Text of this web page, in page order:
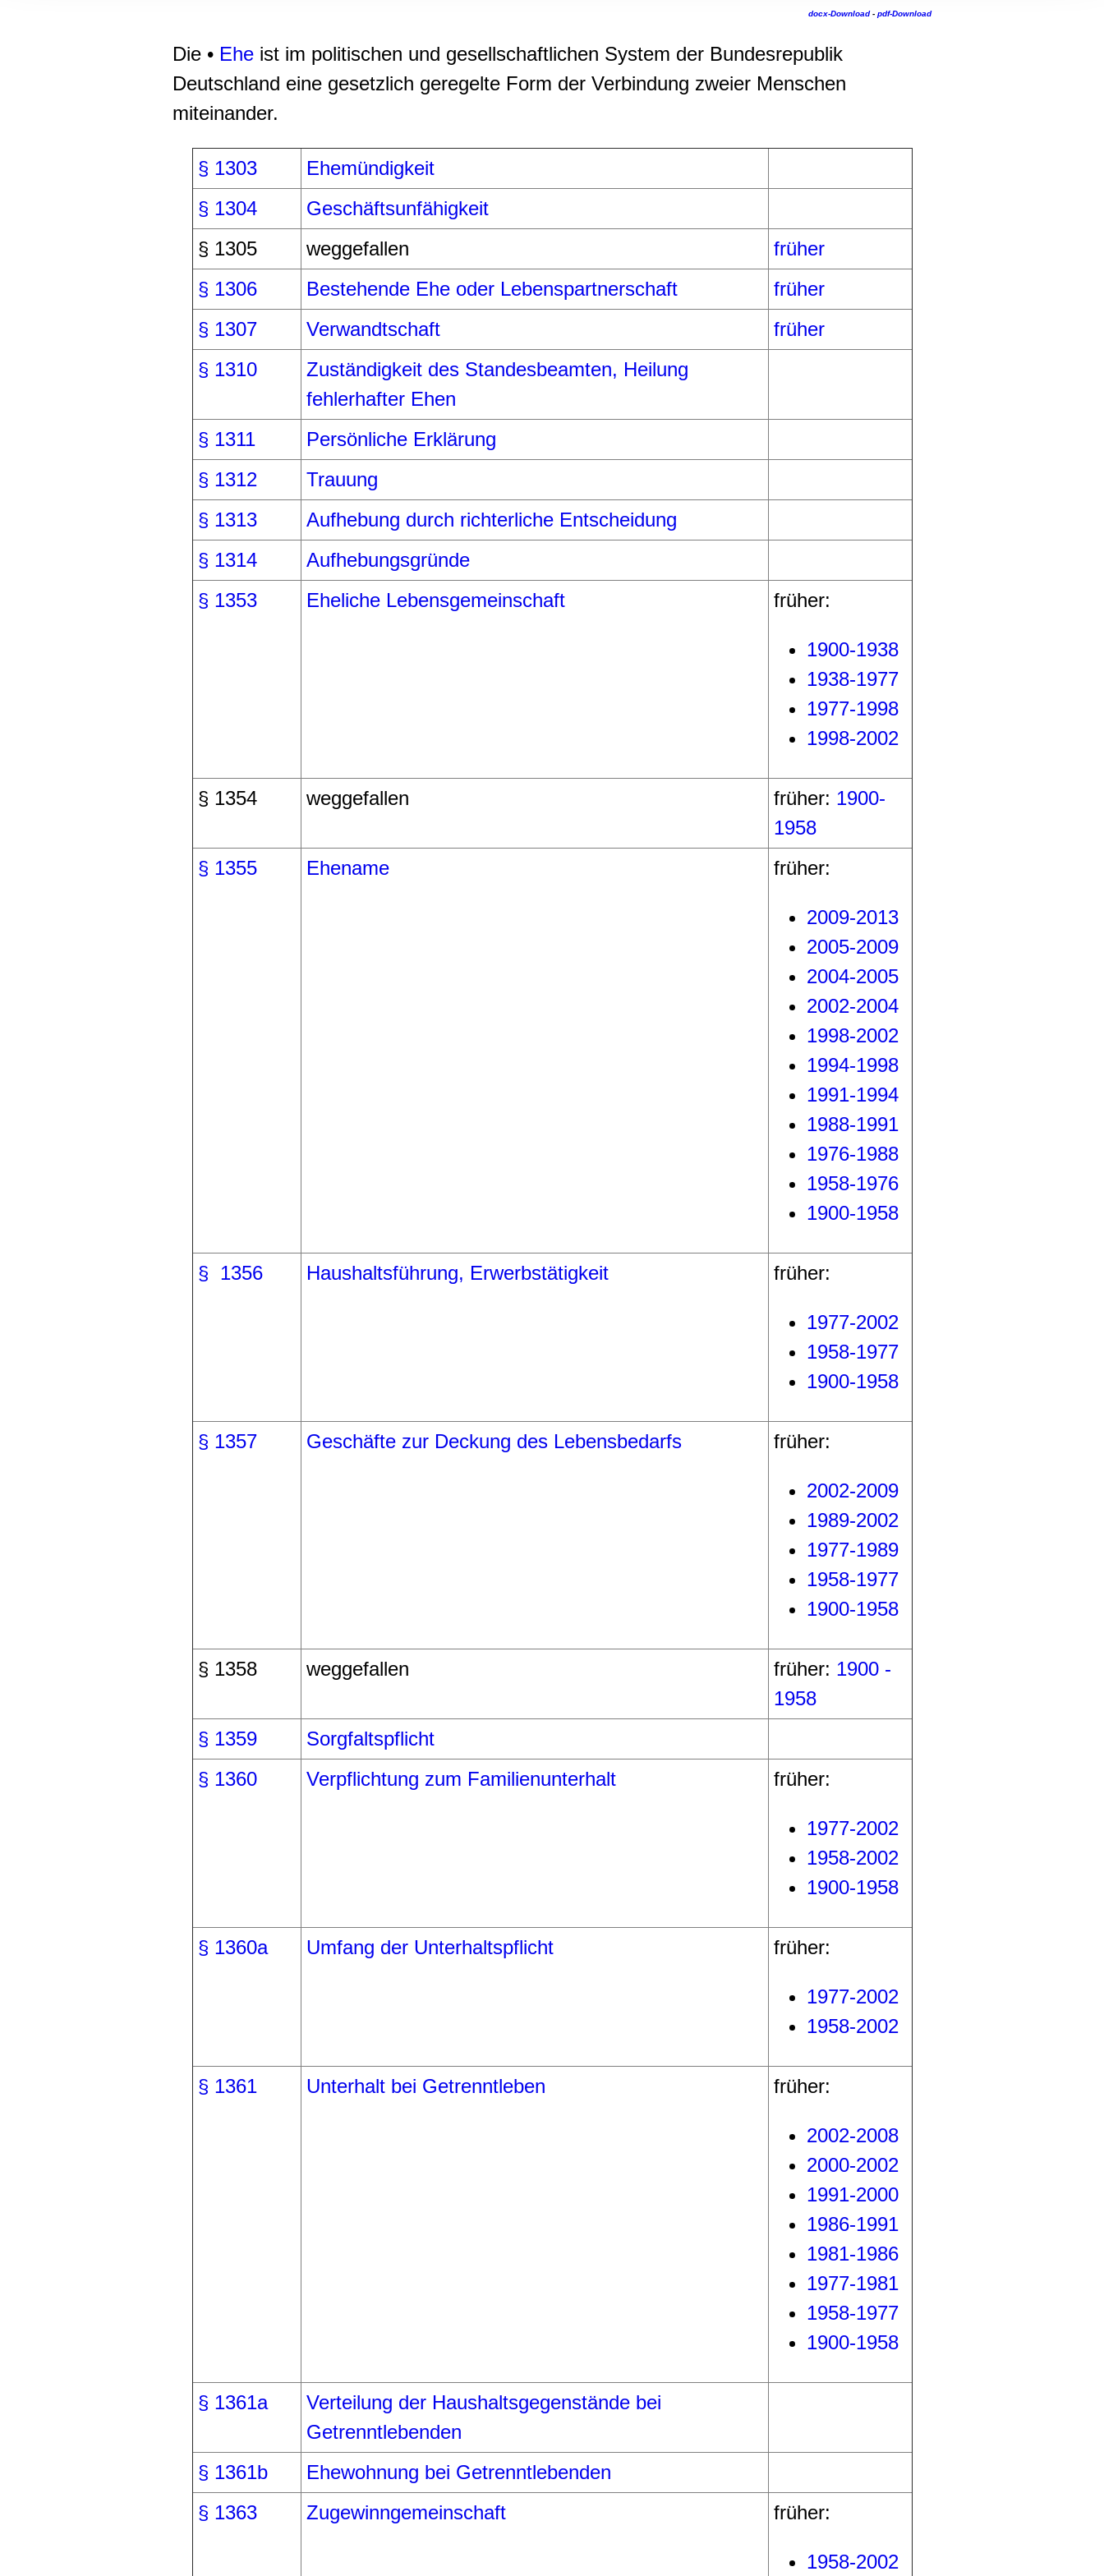
zusammen, die Sie ihnen bereitgestellt haben oder die sie im Rahmen Ihrer Nutzung der Dienste
gesammelt haben.
docx-Download- pdf-Download
Die • Ehe ist im politischen und gesellschaftlichen System der Bundesrepublik
Deutschland eine gesetzlich geregelte Form der Verbindung zweier Menschen
miteinander.
§ 1303
Ehemündigkeit
§ 1304
Geschäftsunfähigkeit
§ 1305
weggefallen
früher
§ 1306
Bestehende Ehe oder Lebenspartnerschaft
früher
§ 1307
Verwandtschaft
früher
§ 1310
Zuständigkeit des Standesbeamten, Heilung
fehlerhafter Ehen
§ 1311
Persönliche Erklärung
§ 1312
Trauung
§ 1313
Aufhebung durch richterliche Entscheidung
§ 1314
Aufhebungsgründe
§ 1353
Eheliche Lebensgemeinschaft früher:
1900-1938
1938-1977
1977-1998
1998-2002
§ 1354 weggefallen früher: 1900-
1958
§ 1355
Ehename früher:
2009-2013
2005-2009
2004-2005
2002-2004
1998-2002
1994-1998
1991-1994
1988-1991
1976-1988
1958-1976
1900-1958
§ 1356 Haushaltsführung, Erwerbstätigkeit früher:
1977-2002
1958-1977
1900-1958
§ 1357 Geschäfte zur Deckung des Lebensbedarfs früher:
2002-2009
1989-2002
1977-1989
1958-1977
1900-1958
§ 1358 weggefallen früher: 1900 -
1958
§ 1359
Sorgfaltspflicht
§ 1360
Verpflichtung zum Familienunterhalt früher:
1977-2002
1958-2002
1900-1958
§ 1360a Umfang der Unterhaltspflicht früher:
1977-2002
1958-2002
§ 1361 Unterhalt bei Getrenntleben früher:
2002-2008
2000-2002
1991-2000
1986-1991
1981-1986
1977-1981
1958-1977
1900-1958
§ 1361a
Verteilung der Haushaltsgegenstände bei
Getrenntlebenden
§ 1361b
Ehewohnung bei Getrenntlebenden
§ 1363
Zugewinngemeinschaft früher:
1958-2002